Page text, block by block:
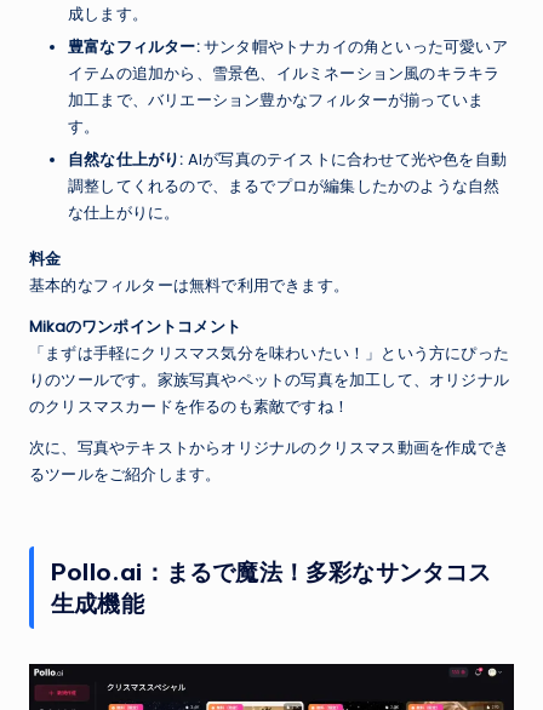
成します。
豊富なフィルター:サンタ帽やトナカイの角といった可愛いア
イテムの追加から、雪景色、イルミネーション風のキラキラ
加工まで、バリエーション豊かなフィルターが揃っていま
す。
自然な仕上がり: AIが写真のテイストに合わせて光や色を自動
調整してくれるので、まるでプロが編集したかのような自然
な仕上がりに。
料金
基本的なフィルターは無料で利用できます。
Mikaのワンポイントコメント
「まずは手軽にクリスマス気分を味わいたい！」という方にぴった
りのツールです。家族写真やペットの写真を加工して、オリジナル
のクリスマスカードを作るのも素敵ですね！
次に、写真やテキストからオリジナルのクリスマス動画を作成でき
るツールをご紹介します。
Pollo.ai：まるで魔法！多彩なサンタコス
生成機能